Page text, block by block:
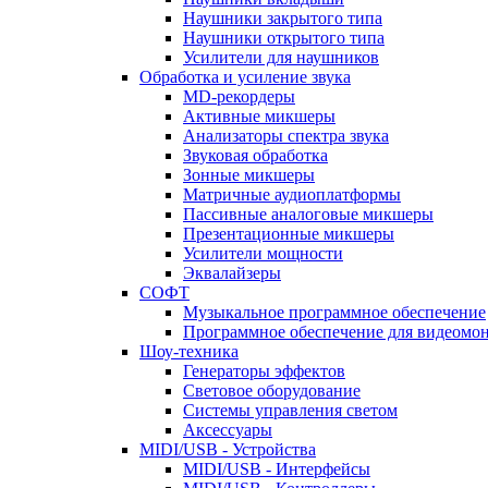
Наушники закрытого типа
Наушники открытого типа
Усилители для наушников
Обработка и усиление звука
MD-рекордеры
Активные микшеры
Анализаторы спектра звука
Звуковая обработка
Зонные микшеры
Матричные аудиоплатформы
Пассивные аналоговые микшеры
Презентационные микшеры
Усилители мощности
Эквалайзеры
СОФТ
Музыкальное программное обеспечение
Программное обеспечение для
Шоу-техника
Генераторы эффектов
Световое оборудование
Системы управления светом
Аксессуары
MIDI/USB - Устройства
MIDI/USB - Интерфейсы